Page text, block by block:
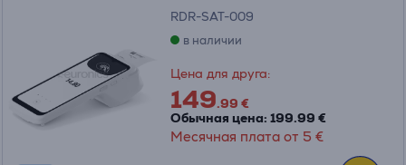
RDR-SAT-009
в наличии
Цена для друга:
149.99 €
Обычная цена: 199.99 €
Месячная плата от 5 €